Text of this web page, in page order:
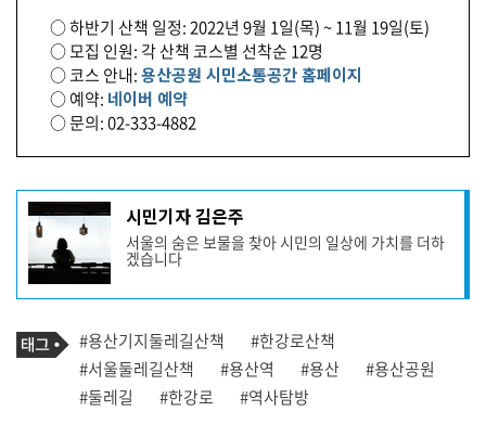
○ 하반기 산책 일정: 2022년 9월 1일(목) ~ 11월 19일(토)
○ 모집 인원: 각 산책 코스별 선착순 12명
○ 코스 안내:용산공원 시민소통공간 홈페이지
○ 예약: 네이버 예약
○ 문의: 02-333-4882
기
사
작
성
자
프
필
시민기자 김은주
서울의 숨은 보물을 찾아 시민의 일상에 가치를 더하
겠습니다
기
사
관
련
태
태
그
#용산기지둘레길산책
#한강로산책
#서울둘레길산책
#용산역 #용산
#용산공원
#둘레길
#한강로 #역사탐방